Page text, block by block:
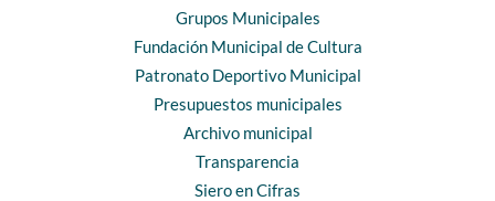
Grupos Municipales
Fundación Municipal de Cultura
Patronato Deportivo Municipal
Presupuestos municipales
Archivo municipal
Transparencia
Siero en Cifras